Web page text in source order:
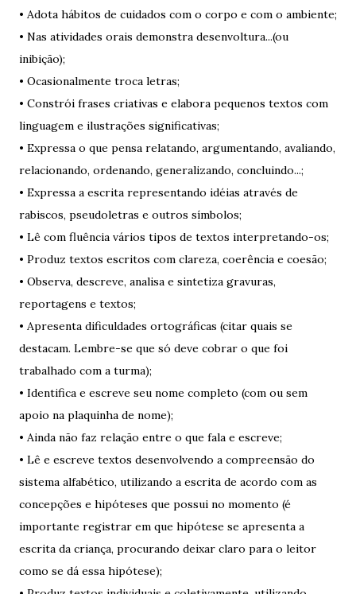
• Adota hábitos de cuidados com o corpo e com o ambiente;
• Nas atividades orais demonstra desenvoltura...(ou
inibição);
• Ocasionalmente troca letras;
• Constrói frases criativas e elabora pequenos textos com
linguagem e ilustrações significativas;
• Expressa o que pensa relatando, argumentando, avaliando,
relacionando, ordenando, generalizando, concluindo...;
• Expressa a escrita representando idéias através de
rabiscos, pseudoletras e outros símbolos;
• Lê com fluência vários tipos de textos interpretando-os;
• Produz textos escritos com clareza, coerência e coesão;
• Observa, descreve, analisa e sintetiza gravuras,
reportagens e textos;
• Apresenta dificuldades ortográficas (citar quais se
destacam. Lembre-se que só deve cobrar o que foi
trabalhado com a turma);
• Identifica e escreve seu nome completo (com ou sem
apoio na plaquinha de nome);
• Ainda não faz relação entre o que fala e escreve;
• Lê e escreve textos desenvolvendo a compreensão do
sistema alfabético, utilizando a escrita de acordo com as
concepções e hipóteses que possui no momento (é
importante registrar em que hipótese se apresenta a
escrita da criança, procurando deixar claro para o leitor
como se dá essa hipótese);